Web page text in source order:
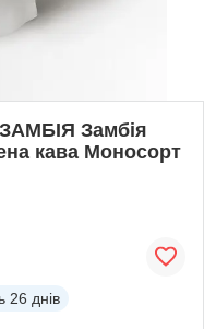
Замбія
кава Моносорт
26 днів